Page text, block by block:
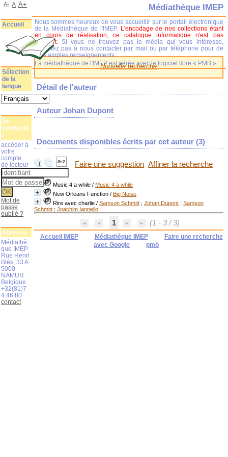
Nouvelle recherche
Détail de l'auteur
Auteur Johan Dupont
Documents disponibles écrits par cet auteur (3)
Faire une suggestion Affiner la recherche
Music 4 a while /Music 4 a while
New Orleans Function /Big Noise
Rire avec charlie /Samson Schmitt ;Johan Dupont ;Samson
Schmitt ;Joachim Iannello
1 (1 - 3 / 3)
Accueil IMEP Médiathèque IMEP
Faire une recherche
avec Google
pmb
Médiathèque IMEP
Nous sommes heureux de vous accueillir sur le portail électronique
de la Médiathèque de l'IMEP. L'encodage de nos collections étant
en cours de réalisation, ce catalogue informatique n'est pas
complet.
Si vous ne trouvez pas le média qui vous intéresse,
n'hésitez pas à nous contacter par mail ou par téléphone pour de
plus amples renseignements.
La médiathèque de l'IMEP est gérée avec le logiciel libre « PMB ».
A- A A+
Accueil
Sélection
de la
langue
Se
connecte
r
accéder à
votre
compte
de lecteur
Mot de
passe
oublié ?
Adresse
Médiathè
que IMEP
Rue Henri
Blès, 33 A
5000
NAMUR
Belgique
+32(81)7
4.46.80.
contact